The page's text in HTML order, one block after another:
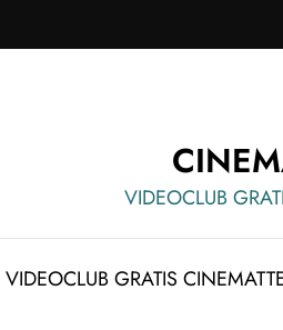
VIDEOCLUB
VIDEOCLUB GRATIS